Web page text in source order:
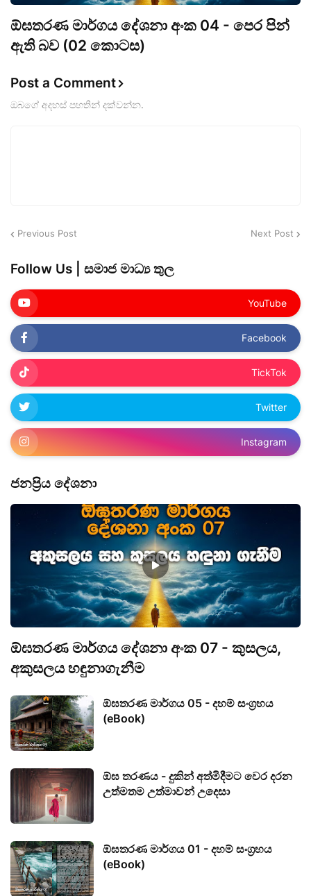
ඕඝතරණ මාර්ගය දේශනා අංක 04 - පෙර පින්
ඇති බව (02 කොටස)
Post a Comment
ඔබගේ අදහස් පහතින් දක්වන්න.
Previous Post Next Post
Follow Us | සමාජ මාධ්‍ය තුල
YouTube
Facebook
TickTok
Twitter
Instagram
ජනප්‍රිය ‌දේශනා
ඕඝතරණ මාර්ගය දේශනා අංක 07 - කුසලය,
අකුසලය හඳුනාගැනීම
ඕඝතරණ මාර්ගය 05 - දහම් සංග්‍රහය
(eBook)
ඕඝ තරණය - දුකින් අත්මිදීමට වෙර දරන
උත්මතම උත්මාවන් උදෙසා
ඕඝතරණ මාර්ගය 01 - දහම් සංග්‍රහය
(eBook)